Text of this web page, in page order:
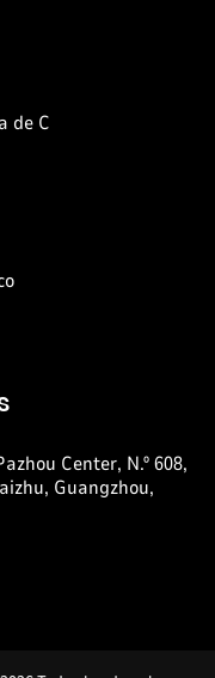
de C
Center, N.º 608,
Guangzhou,